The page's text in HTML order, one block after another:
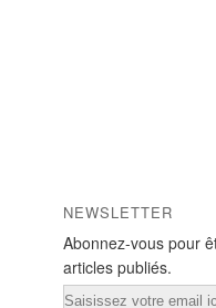
NEWSLETTER
Abonnez-vous pour
articles publiés.
Email